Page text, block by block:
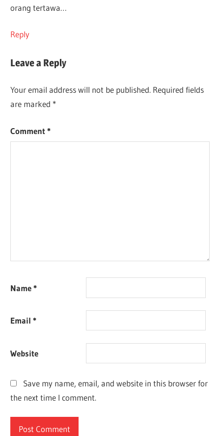
orang tertawa…
Reply
Leave a Reply
Your email address will not be published. Required fields
are marked *
Comment*
Name*
Email*
Website
Save my name, email, and website in this browser for
the next time I comment.